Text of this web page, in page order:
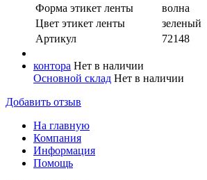
Форма этикет ленты
волна
Цвет этикет ленты
зеленый
Артикул
72148
контора Нет в наличии
Основной склад Нет в наличии
Добавить отзыв
На главную
Компания
Информация
Помощь